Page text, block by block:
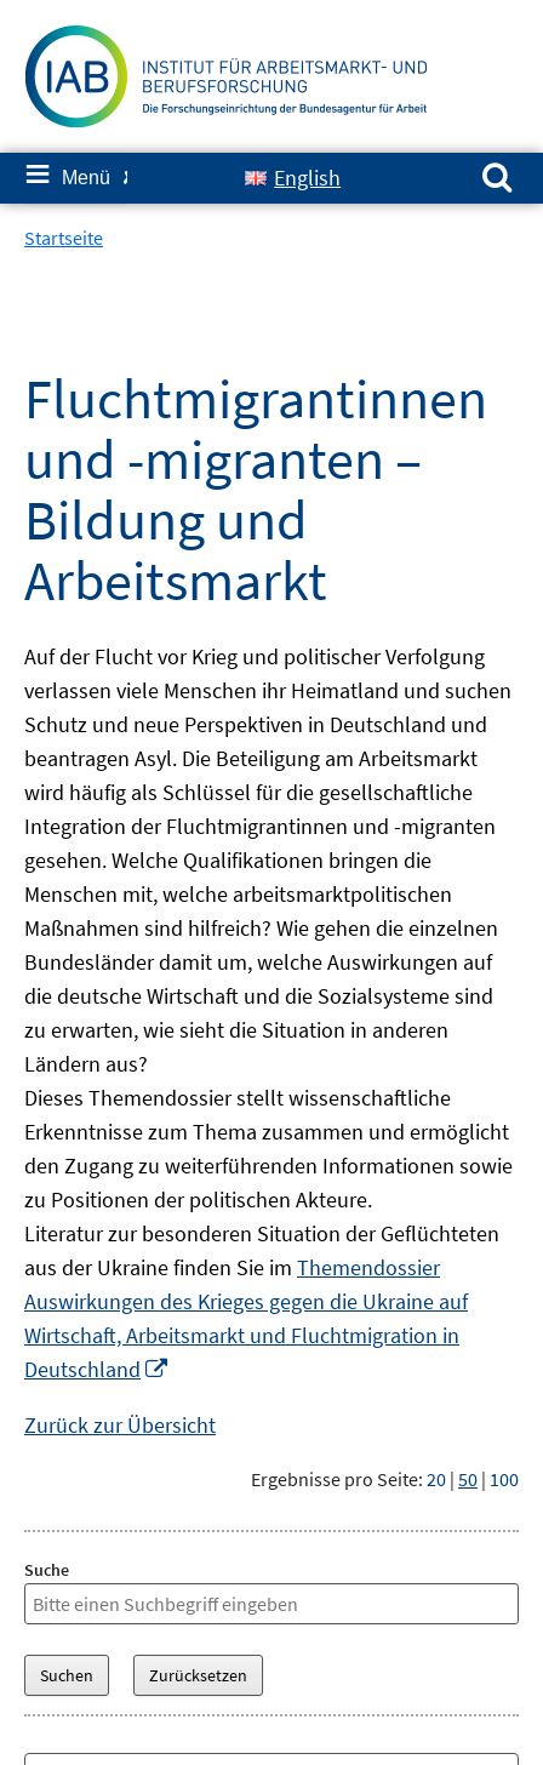
zum
Inhalt
≡ Menü ✘ English
Suchen nach:
Startseite
Fluchtmigrantinnen
und -migranten –
Bildung und
Arbeitsmarkt
Auf der Flucht vor Krieg und politischer Verfolgung
verlassen viele Menschen ihr Heimatland und suchen
Schutz und neue Perspektiven in Deutschland und
beantragen Asyl. Die Beteiligung am Arbeitsmarkt
wird häufig als Schlüssel für die gesellschaftliche
Integration der Fluchtmigrantinnen und -migranten
gesehen. Welche Qualifikationen bringen die
Menschen mit, welche arbeitsmarktpolitischen
Maßnahmen sind hilfreich? Wie gehen die einzelnen
Bundesländer damit um, welche Auswirkungen auf
die deutsche Wirtschaft und die Sozialsysteme sind
zu erwarten, wie sieht die Situation in anderen
Ländern aus?
Dieses Themendossier stellt wissenschaftliche
Erkenntnisse zum Thema zusammen und ermöglicht
den Zugang zu weiterführenden Informationen sowie
zu Positionen der politischen Akteure.
Literatur zur besonderen Situation der Geflüchteten
aus der Ukraine finden Sie im Themendossier
Auswirkungen des Krieges gegen die Ukraine auf
Wirtschaft, Arbeitsmarkt und Fluchtmigration in
Deutschland
Fenster
Zurück zur Übersicht
Ergebnisse pro Seite: 20 | 50 | 100
Suche